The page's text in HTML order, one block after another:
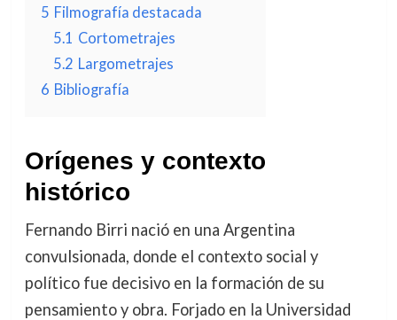
5 Filmografía destacada
5.1 Cortometrajes
5.2 Largometrajes
6 Bibliografía
Orígenes y contexto
histórico
Fernando Birri nació en una Argentina
convulsionada, donde el contexto social y
político fue decisivo en la formación de su
pensamiento y obra. Forjado en la Universidad